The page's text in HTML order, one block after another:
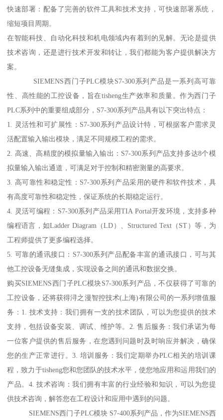
快速部署：配备了完善的软件工具和技术支持，可快速部署系统，
缩短项目周期。
在智能科技、自动化科技和机电领域内有着到的见解。无论是提供
技术咨询，还是进行技术开发和转让，我们都能为客户提供解决方
案。
SIEMENS西门子PLC模块S7-300系列产品是一系列高可靠
性、高性能的工控设备，旨在tisheng生产效率和质量。作为西门子
PLC系列中的重要组成部分，S7-300系列产品具有以下突出特点：
1. 灵活性和可扩展性：S7-300系列产品设计特，可根据客户需求灵
活配置输入输出模块，满足不同规模工程的需求。
2. 高速、高精度的模拟量输入输出：S7-300系列产品支持多达8个模
拟量输入输出通道，可满足对于控制和精密测量的高要求。
3. 高可靠性和稳定性：S7-300系列产品采用的硬件和软件技术，具
有高度可靠性和稳定性，保证系统的长期稳定运行。
4. 灵活可编程：S7-300系列产品采用TIA Portal开发环境，支持多种
编程语言，如Ladder Diagram（LD）、Structured Text（ST）等，为
工程师提供了更多编程选择。
5. 可靠的通讯接口：S7-300系列产品配备丰富的通讯接口，可与其
他工控设备无缝集成，实现设备之间的通讯和数据交换。
购买SIEMENS西门子PLC模块S7-300系列产品，不仅获得了可靠的
工控设备，还将获得浔之漫智控技术(上海)有限公司的一系列增值服
务：1. 技术支持：我们拥有一支的技术团队，可以为您提供的技术
支持，包括设备安装、调试、维护等。2. 售后服务：我们承诺为每
一位客户提供的售后服务，在您遇到问题时及时响应并解决，确保
您的生产正常进行。3. 培训服务：我们定期举办PLC相关的培训课
程，致力于tisheng您和您团队的技术水平，使您地应用和运用我们的
产品。4. 技术咨询：我们拥有丰富的行业经验和知识，可以为您提
供技术咨询，解答您在工程设计和应用中遇到的问题。
SIEMENS西门子PLC模块 S7-400系列产品，作为SIEMENS西